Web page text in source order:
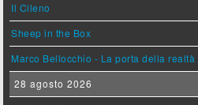
Il Cileno
Sheep in the Box
Marco Bellocchio - La porta della realtà
28 agosto 2026